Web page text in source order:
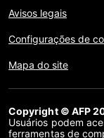
Avisos legais
Configurações de
Mapa do site
Copyright © AFP
Usuários podem
ferramentas de